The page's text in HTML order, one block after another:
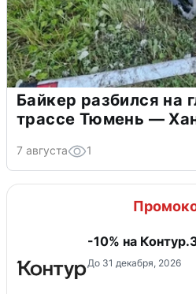
Байкер разбился на
трассе Тюмень —
7 августа 1
-10% на
До 31 декабря, 2026